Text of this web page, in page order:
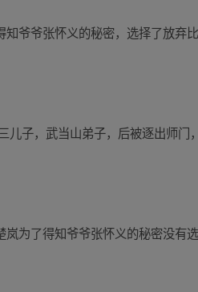
爷爷张怀义的秘密，选择了放弃
子，武当山弟子，后被逐出师门
为了得知爷爷张怀义的秘密没有